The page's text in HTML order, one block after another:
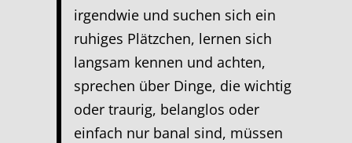
irgendwie und suchen sich ein
ruhiges Plätzchen, lernen sich
langsam kennen und achten,
sprechen über Dinge, die wichtig
oder traurig, belanglos oder
einfach nur banal sind, müssen